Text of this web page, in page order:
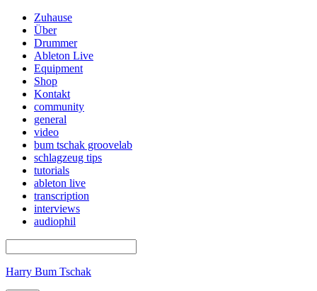
Zuhause
Über
Drummer
Ableton Live
Equipment
Shop
Kontakt
community
general
video
bum tschak groovelab
schlagzeug tips
tutorials
ableton live
transcription
interviews
audiophil
Harry Bum Tschak